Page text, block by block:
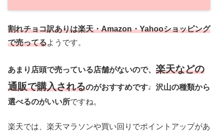
割れチョコ訳ありは楽天・Amazon・Yahooショッピング
で売ってるようです。
あまり店頭で売っている店舗がないので、 楽天などの
通販で購入されるのがおすすめです♩沢山の種類から
選べるのがいい所ですね。
楽天では、楽天マラソンや買い回りでポイントアップがあ